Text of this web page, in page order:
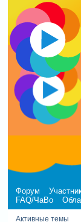
Форум
FAQ/ЧаВо
Активные темы